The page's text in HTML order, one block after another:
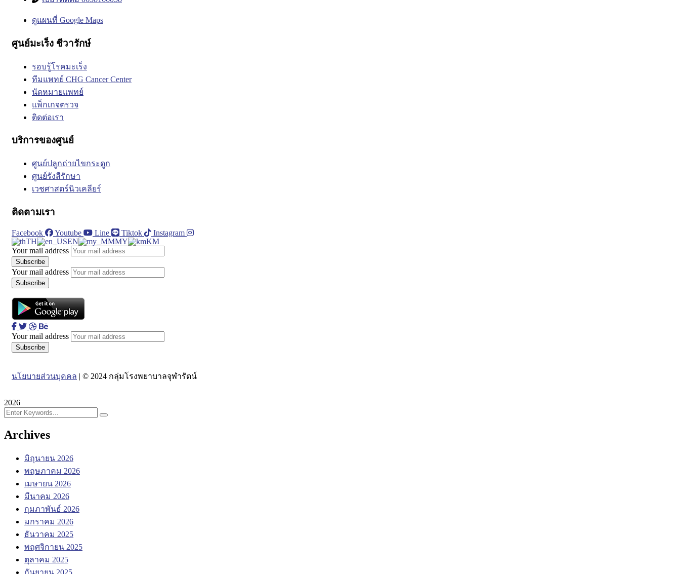
ดูแผนที่ Google Maps
ศูนย์มะเร็ง ชีวารักษ์
รอบรู้โรคมะเร็ง
ทีมแพทย์ CHG Cancer Center
นัดหมายแพทย์
แพ็กเกจตรวจ
ติดต่อเรา
บริการของศูนย์
ศูนย์ปลูกถ่ายไขกระดูก
ศูนย์รังสีรักษา
เวชศาสตร์นิวเคลียร์
ติดตามเรา
Facebook Youtube Line Tiktok
Instagram
TH
EN MY
KM
Your mail address
Your mail address
Your mail address
นโยบายส่วนบุคคล | © 2024 กลุ่มโรงพยาบาลจุฬารัตน์
2026
Archives
มิถุนายน 2026
พฤษภาคม 2026
เมษายน 2026
มีนาคม 2026
กุมภาพันธ์ 2026
มกราคม 2026
ธันวาคม 2025
พฤศจิกายน 2025
ตุลาคม 2025